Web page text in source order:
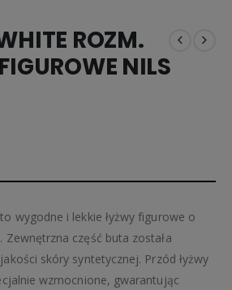
ROZM.
NILS
wygodne i lekkie łyżwy figurowe o
Zewnętrzna część buta została
skóry syntetycznej. Przód łyżwy
wzmocnione, gwarantując